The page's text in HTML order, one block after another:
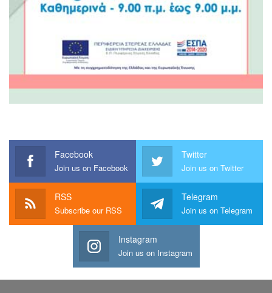
Facebook
Join us on Facebook
Twitter
Join us on Twitter
RSS
Subscribe our RSS
Telegram
Join us on Telegram
Instagram
Join us on Instagram